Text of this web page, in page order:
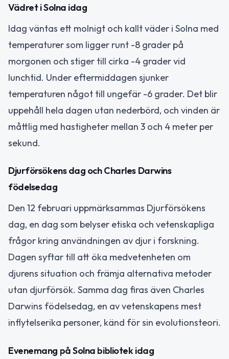
Vädret i Solna idag
Idag väntas ett molnigt och kallt väder i Solna med
temperaturer som ligger runt -8 grader på
morgonen och stiger till cirka -4 grader vid
lunchtid. Under eftermiddagen sjunker
temperaturen något till ungefär -6 grader. Det blir
uppehåll hela dagen utan nederbörd, och vinden är
måttlig med hastigheter mellan 3 och 4 meter per
sekund.
Djurförsökens dag och Charles Darwins
födelsedag
Den 12 februari uppmärksammas Djurförsökens
dag, en dag som belyser etiska och vetenskapliga
frågor kring användningen av djur i forskning.
Dagen syftar till att öka medvetenheten om
djurens situation och främja alternativa metoder
utan djurförsök. Samma dag firas även Charles
Darwins födelsedag, en av vetenskapens mest
inflytelserika personer, känd för sin evolutionsteori.
Evenemang på Solna bibliotek idag